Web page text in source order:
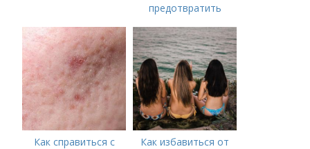
предотвратить
Как справиться с
Как избавиться от